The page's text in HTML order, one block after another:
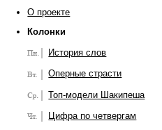
О проекте
Колонки
История слов
Оперные страсти
Топ-модели Шакипеша
Цифра по четвергам